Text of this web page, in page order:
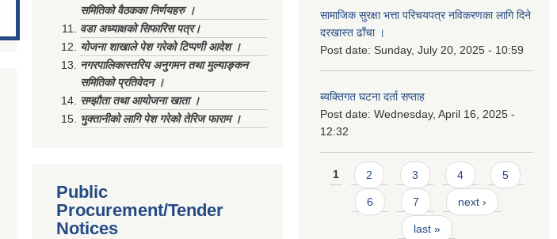
समितिको वैठकका निर्णयहरु ।
वडा अध्याक्षको सिफारिस पत्र।
योजना शाखाले पेश गरेको टिप्पणी आदेश ।
नगरपालिकास्तरिय अनुगमन तथा मुल्याङ्कन
समितिको प्रतिवेदन ।
सम्झौता तथा आयोजना खाता ।
भुक्तानीको लागि पेश गरेको तेरिज फाराम ।
Public
Procurement/Tender
Notices
सामाजिक सुरक्षा भत्ता परिचयपत्र नविकरणका लागि दिने
दरखास्त ढाँचा ।
Post date: Sunday, July 20, 2025 - 10:59
ब्यक्तिगत घटना दर्ता सप्ताह
Post date: Wednesday, April 16, 2025 -
12:32
Pages
1 2 3 4 5
6 7 next ›
last »